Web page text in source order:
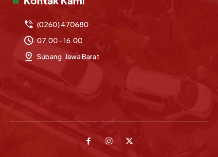
(0260) 470680
07.00 - 16.00
Subang, Jawa Barat